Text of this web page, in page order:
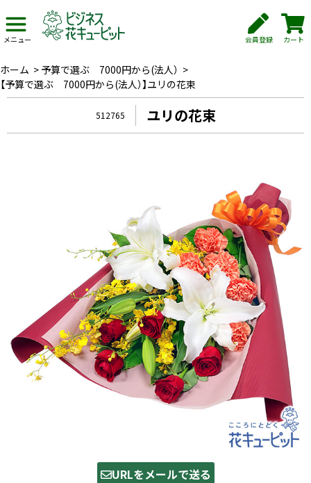
メニュー 会員登録 カート
ホーム > 予算で選ぶ 7000円から(法人） >
【予算で選ぶ 7000円から(法人）】ユリの花束
512765 ユリの花束
URLをメールで送る